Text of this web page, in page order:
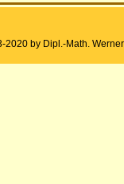
2020 by Dipl.-Math.